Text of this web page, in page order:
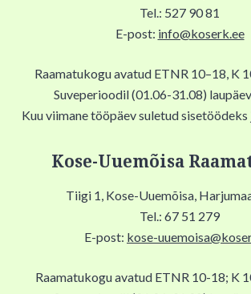
Tel.: 527 90 81
E-post: info@koserk.ee
Raamatukogu avatud ETNR 10–18, K
Suveperioodil (01.06-31.08)
Kuu viimane tööpäev suletud sisetöödeks
Kose-Uuemõisa
Tiigi 1, Kose-Uuemõisa,
Tel.: 67 51 279
E-post: kose-
Raamatukogu avatud ETNR 10-18; K